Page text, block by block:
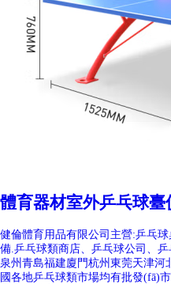
體育器材室外乒乓球臺
健倫體育用品有限公司主營:乒乓
備.乒乓球類商店、乒乓球公司、
泉州青島福建廈門杭州東莞天津河
國各地乒乓球類市場均有批發(fā)市